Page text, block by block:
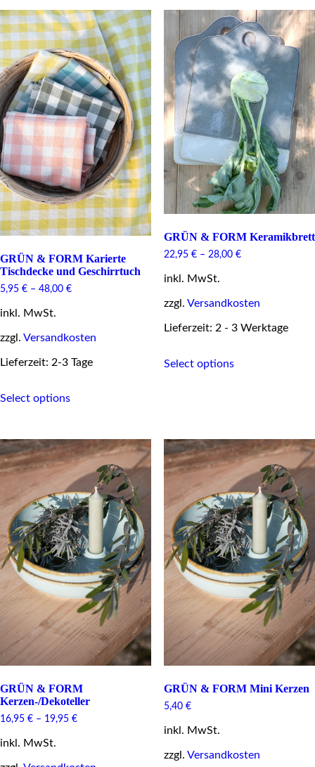
variants.
The
options
may
be
chosen
on
the
product
page
GRÜN & FORM Karierte
Tischdecke und Geschirrtuch
5,95 € – 48,00 €
inkl. MwSt.
zzgl. Versandkosten
Lieferzeit: 2-3 Tage
Select optionsproduct
variants.
The
options
may
be
chosen
on
the
product
page
GRÜN & FORM Keramikbrett
22,95 €– 28,00 €
inkl. MwSt.
zzgl. Versandkosten
Lieferzeit: 2 - 3 Werktage
Select optionsproduct
may
be
chosen
on
the
product
page
GRÜN & FORM
Kerzen-/Dekoteller
16,95 € – 19,95 €
inkl. MwSt.
GRÜN & FORM Mini Kerzen
5,40 €
inkl. MwSt.
zzgl. Versandkosten